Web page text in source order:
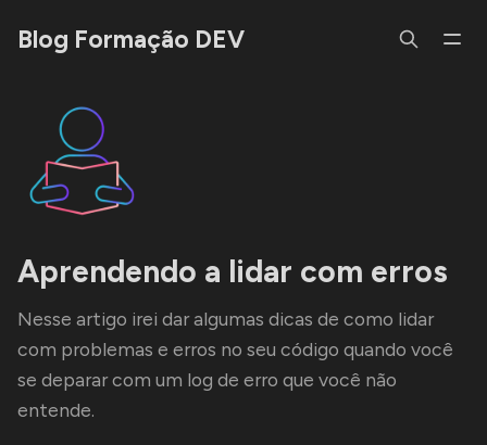
Blog Formação DEV
Aprendendo a lidar com erros
Nesse artigo irei dar algumas dicas de como lidar
com problemas e erros no seu código quando você
se deparar com um log de erro que você não
entende.